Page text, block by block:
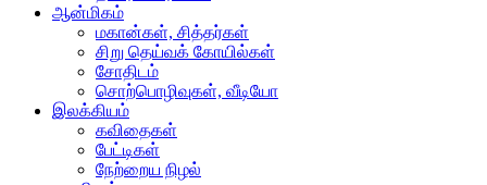
ஆன்மிகம்
மகான்கள், சித்தர்கள்
சிறு தெய்வக் கோயில்கள்
சோதிடம்
சொற்பொழிவுகள், வீடியோ
இலக்கியம்
கவிதைகள்
பேட்டிகள்
நேற்றைய நிழல்